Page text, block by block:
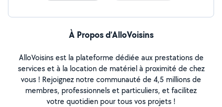
À Propos d’AlloVoisins
AlloVoisins est la plateforme dédiée aux prestations de
services et à la location de matériel à proximité de chez
vous ! Rejoignez notre communauté de 4,5 millions de
membres, professionnels et particuliers, et facilitez
votre quotidien pour tous vos projets !